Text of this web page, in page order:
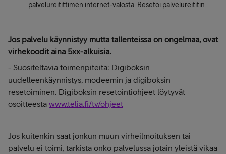
palvelureitittimen internet-valosta. Resetoi palvelureititin.
Jos palvelu käynnistyy mutta tallenteissa on ongelmaa, ovat
virhekoodit aina 5xx-alkuisia.
- Suositeltavia toimenpiteitä: Digiboksin
uudelleenkäynnistys, modeemin ja digiboksin
resetoiminen. Digiboksin resetointiohjeet löytyvät
osoitteesta www.telia.fi/tv/ohjeet
Jos kuitenkin saat jonkun muun virheilmoituksen tai
palvelu ei toimi, tarkista onko palvelussa jotain yleistä vikaa